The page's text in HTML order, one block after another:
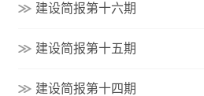
建设简报第十六期
建设简报第十五期
建设简报第十四期